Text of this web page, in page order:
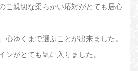
ご親切な柔らかい応対がとても居心
心ゆくまで選ぶことが出来ました。
ンがとても気に入りました。